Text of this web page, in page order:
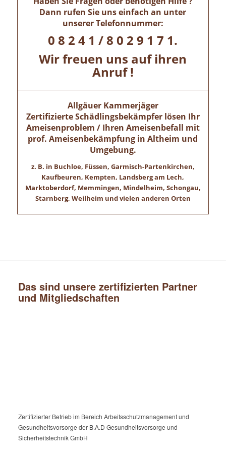
Dann rufen Sie uns einfach an unter
unserer Telefonnummer:
0 8 2 4 1 / 8 0 2 9 1 7 1.
Wir freuen uns auf ihren
Anruf !
Allgäuer Kammerjäger
Zertifizierte Schädlingsbekämpfer lösen Ihr
Ameisenproblem / Ihren Ameisenbefall mit
prof. Ameisenbekämpfung inAltheim und
Umgebung.
z. B. in Buchloe, Füssen, Garmisch-Partenkirchen,
Kaufbeuren, Kempten, Landsberg am Lech,
Marktoberdorf, Memmingen, Mindelheim, Schongau,
Starnberg, Weilheim und vielen anderen Orten
Das sind unsere zertifizierten Partner
und Mitgliedschaften
Zertifizierter Betrieb im Bereich Arbeitsschutzmanagement und
Gesundheitsvorsorge der B.A.D Gesundheitsvorsorge und
Sicherheitstechnik GmbH